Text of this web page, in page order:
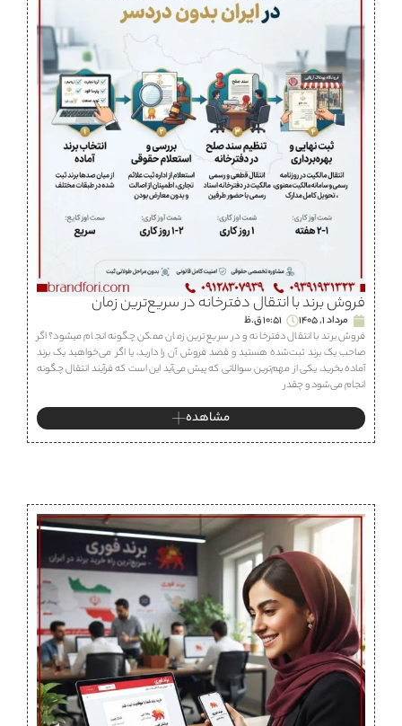
فروش برند با انتقال دفترخانه در سریع‌ترین زمان
مرداد 1, 1405
10:51 ق.ظ
فروش برند با انتقال دفترخانه و در سریع ترین زمان ممکن چگونه انجام میشود؟ اگر
صاحب یک برند ثبت‌شده هستید و قصد فروش آن را دارید، یا اگر می‌خواهید یک برند
آماده بخرید، یکی از مهم‌ترین سوالاتی که پیش می‌آید این است که فرآیند انتقال چگونه
انجام می‌شود و چقدر
مشاهده